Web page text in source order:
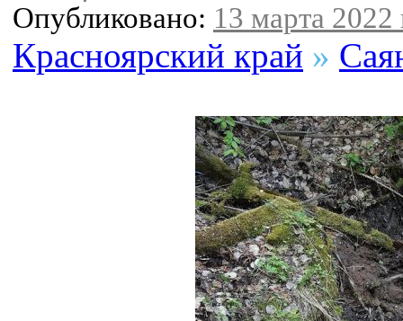
Опубликовано: 13 марта 2022
Красноярский край »